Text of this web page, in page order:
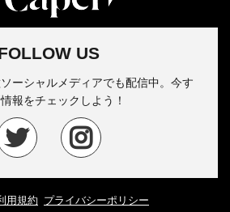
US
ーシャルメディアでも配信中。今す
報をチェックしよう！
用規約 プライバシーポリシー